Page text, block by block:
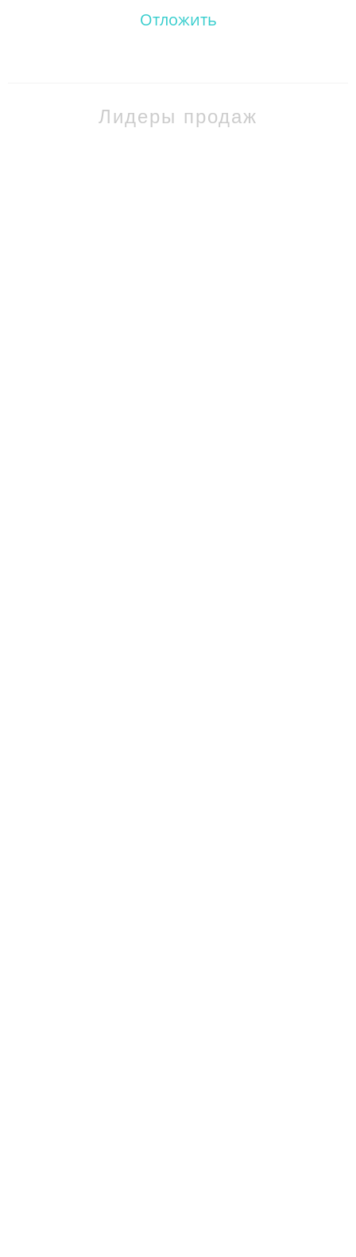
Отложить
Лидеры продаж